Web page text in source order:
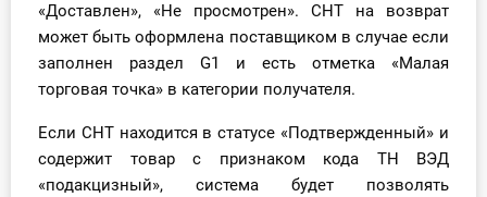
«Доставлен», «Не просмотрен». СНТ на возврат
может быть оформлена поставщиком в случае если
заполнен раздел G1 и есть отметка «Малая
торговая точка» в категории получателя.
Если СНТ находится в статусе «Подтвержденный» и
содержит товар с признаком кода ТН ВЭД
«подакцизный», система будет позволять